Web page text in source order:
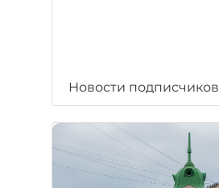
Новости подписчиков